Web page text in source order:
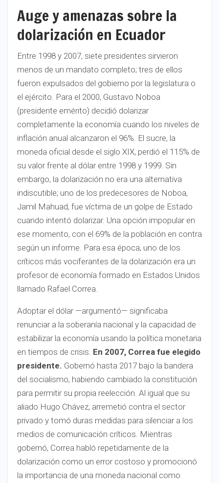
Auge y amenazas sobre la
dolarización en Ecuador
Entre 1998 y 2007, siete presidentes sirvieron
menos de un mandato completo; tres de ellos
fueron expulsados del gobierno por la legislatura o
el ejército. Para el 2000, Gustavo Noboa
(presidente emérito) decidió dolarizar
completamente la economía cuando los niveles de
inflación anual alcanzaron el 96%. El sucre, la
moneda oficial desde el siglo XIX, perdió el 115% de
su valor frente al dólar entre 1998 y 1999. Sin
embargo, la dolarización no era una alternativa
indiscutible; uno de los predecesores de Noboa,
Jamil Mahuad, fue víctima de un golpe de Estado
cuando intentó dolarizar. Una opción impopular en
ese momento, con el 69% de la población en contra
según un informe. Para esa época, uno de los
críticos más vociferantes de la dolarización era un
profesor de economía formado en Estados Unidos
llamado Rafael Correa.
Adoptar el dólar —argumentó— significaba
renunciar a la soberanía nacional y la capacidad de
estabilizar la economía usando la política monetaria
en tiempos de crisis. En 2007, Correa fue elegido
presidente. Gobernó hasta 2017 bajo la bandera
del socialismo, habiendo cambiado la constitución
para permitir su propia reelección. Al igual que su
aliado Hugo Chávez, arremetió contra el sector
privado y tomó duras medidas para silenciar a los
medios de comunicación críticos. Mientras
gobernó, Correa habló repetidamente de la
dolarización como un error costoso y promocionó
la importancia de una moneda nacional como